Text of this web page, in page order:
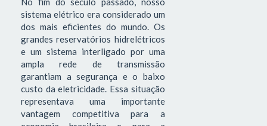
sistema elétrico era considerado um
dos mais eficientes do mundo. Os
grandes reservatórios hidrelétricos
e um sistema interligado por uma
ampla rede de transmissão
garantiam a segurança e o baixo
custo da eletricidade. Essa situação
representava uma importante
vantagem competitiva para a